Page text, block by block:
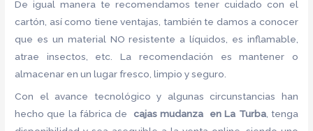
De igual manera te recomendamos tener cuidado con el
cartón, así como tiene ventajas, también te damos a conocer
que es un material NO resistente a líquidos, es inflamable,
atrae insectos, etc. La recomendación es mantener o
almacenar en un lugar fresco, limpio y seguro.
Con el avance tecnológico y algunas circunstancias han
hecho que la fábrica de cajas mudanza en La Turba, tenga